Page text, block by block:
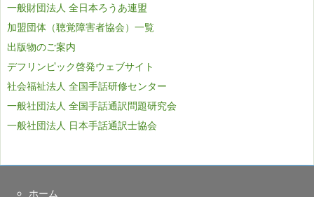
一般財団法人 全日本ろうあ連盟
加盟団体（聴覚障害者協会）一覧
出版物のご案内
デフリンピック啓発ウェブサイト
社会福祉法人 全国手話研修センター
一般社団法人 全国手話通訳問題研究会
一般社団法人 日本手話通訳士協会
ホーム